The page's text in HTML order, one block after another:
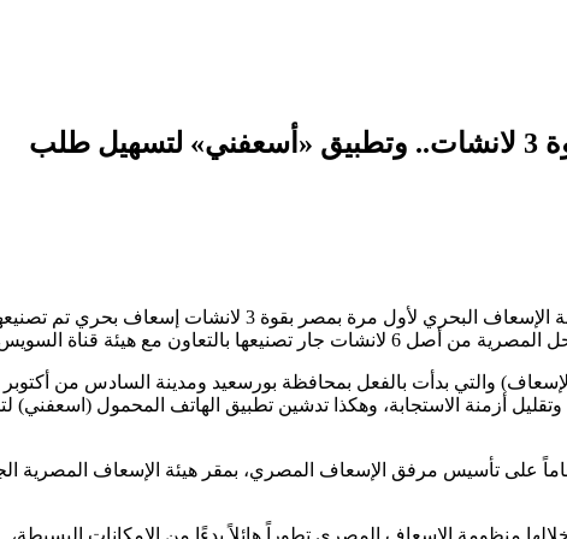
تدشين خدمة الإسعاف البحري لأول مرة بقوة 3 لانشات.. وتطبيق «أسعفني» لتسهيل طلب
أعلن الدكتور مصطفى مدبولي، رئيس مجلس الوزراء، تدشين خدمة الإسعاف البحري لأول مرة بمصر بقوة 3 لانشات إسعاف بحري تم
بالتعاون مع هيئة قناة السويس.
والتي بدأت بالفعل بمحافظة بورسعيد ومدينة السادس من
أزمنة الاستجابة، وهكذا تدشين تطبيق الهاتف المحمول (اسعفني)
ذلك خلال كلمته، في الاحتفالية التي تُقام بمناسبة مرور 123 عاماً على تأسيس مرفق الإسعاف المصري، بمقر هيئة الإسعاف المصرية